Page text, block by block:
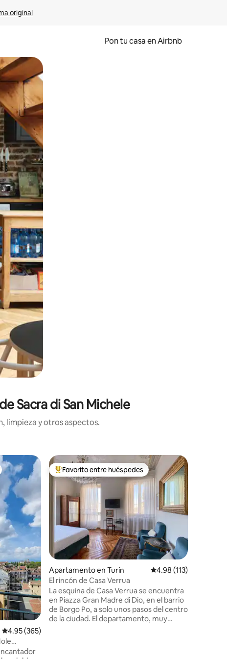
original
Pon tu casa en Airbnb
o desliza el dedo.
Sacra di San Michele
limpieza y otros aspectos.
Calificación promedio: 4.95 de 5, 365 reseñas
4.95 (365)
Turín
Favorito entre huéspedes preferido
Favorito entre huéspedes
Apartamento en Turín Calificación promedio:
4.98 (113)
El rincón de Casa Verrua
La esquina de Casa Verrua se encuentra
en Piazza Gran Madre di Dio, en el barrio
de Borgo Po, a solo unos pasos del centro
de la ciudad. El departamento, muy